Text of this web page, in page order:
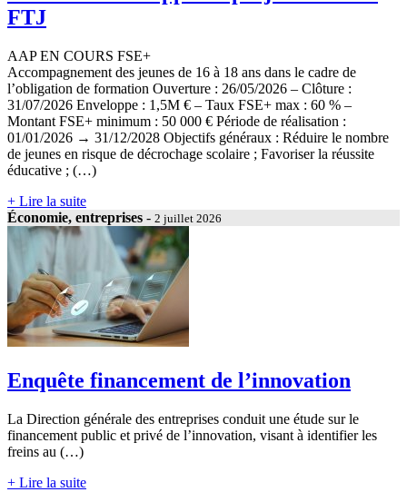
FTJ
AAP EN COURS FSE+
Accompagnement des jeunes de 16 à 18 ans dans le cadre de
l’obligation de formation Ouverture : 26/05/2026 – Clôture :
31/07/2026 Enveloppe : 1,5M € – Taux FSE+ max : 60 % –
Montant FSE+ minimum : 50 000 € Période de réalisation :
01/01/2026 → 31/12/2028 Objectifs généraux : Réduire le nombre
de jeunes en risque de décrochage scolaire ; Favoriser la réussite
éducative ; (…)
+ Lire la suite
Économie, entreprises - 2 juillet 2026
Enquête financement de l’innovation
La Direction générale des entreprises conduit une étude sur le
financement public et privé de l’innovation, visant à identifier les
freins au (…)
+ Lire la suite